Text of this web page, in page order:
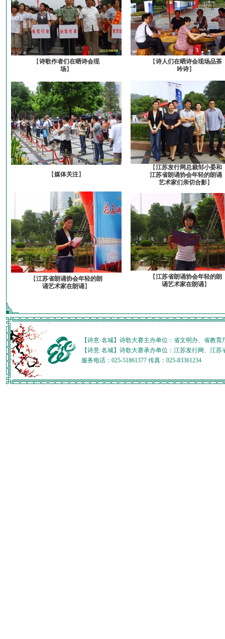
【诗歌作者们在晒诗会现
场】
【诗人们在晒诗会现场品茶
吟诗】
【媒体关注】
【江苏发行网总裁邹小晏和
江苏省朗诵协会年轻的朗诵
艺术家们亲切合影】
【江苏省朗诵协会年轻的朗
诵艺术家在朗诵】
【江苏省朗诵协会年轻的朗
诵艺术家在朗诵】
【诗意·名城】诗歌大赛主办单位：省文明办、省教
【诗意·名城】诗歌大赛承办单位：江苏发行网、江
服务电话：025-51861377 传真：025-83361234